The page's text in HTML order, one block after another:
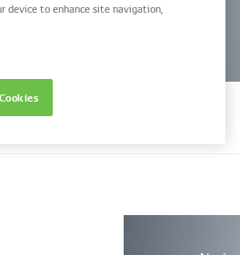
device to enhance site navigation,